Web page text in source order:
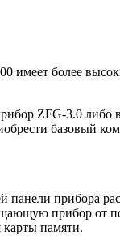
имеет более
ZFG-3.0 либо
базовый
панели прибора
прибор от
памяти.